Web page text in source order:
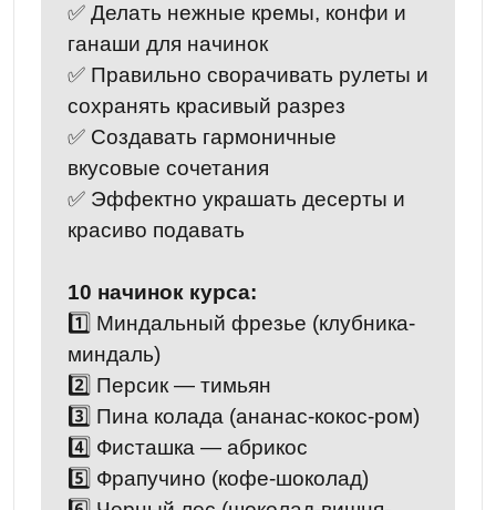
✅ Делать нежные кремы, конфи и
ганаши для начинок
✅ Правильно сворачивать рулеты и
сохранять красивый разрез
✅ Создавать гармоничные
вкусовые сочетания
✅ Эффектно украшать десерты и
красиво подавать
10 начинок курса:
1️⃣ Миндальный фрезье (клубника-
миндаль)
2️⃣ Персик — тимьян
3️⃣ Пина колада (ананас-кокос-ром)
4️⃣ Фисташка — абрикос
5️⃣ Фрапучино (кофе-шоколад)